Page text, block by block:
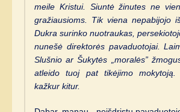
meile Kristui. Siuntė žinutes ne
gražiausioms. Tik viena nepabijojo
Dukra surinko nuotraukas,
nunešė direktorės pavaduotojai.
Slušnio ar Šukytės „moralės”
atleido tuoj pat tikėjimo mokytoją.
kažkur kitur.